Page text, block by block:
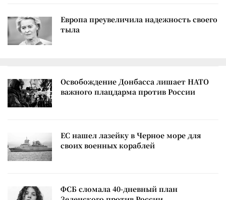
Европа преувеличила надежность своего
тыла
Освобождение Донбасса лишает НАТО
важного плацдарма против России
ЕС нашел лазейку в Черное море для
своих военных кораблей
ФСБ сломала 40-дневный план